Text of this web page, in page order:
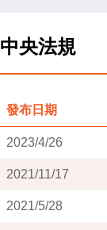
中央法規
發布日期
2023/4/26
2021/11/17
2021/5/28